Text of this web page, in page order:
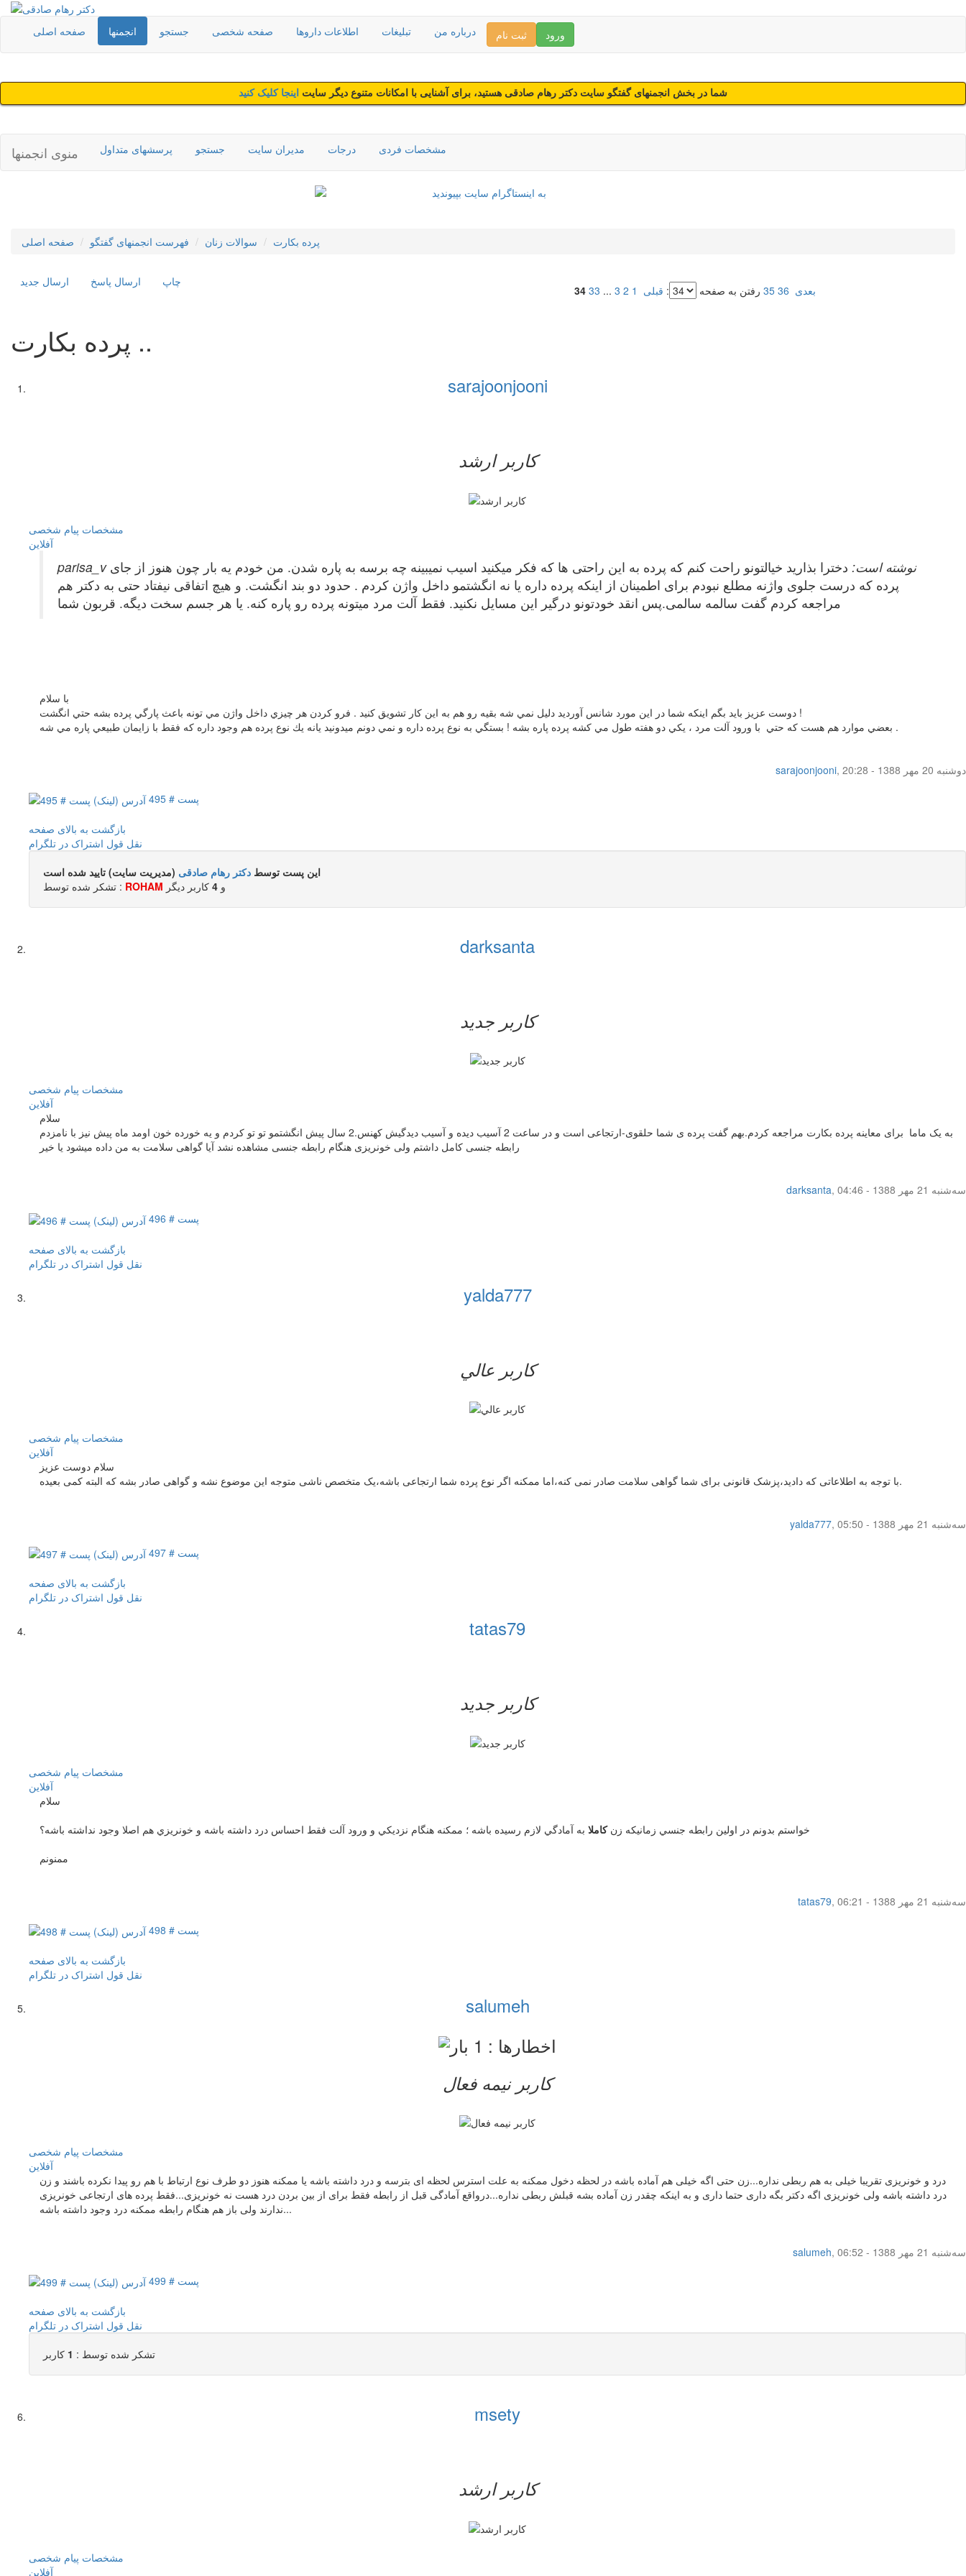
صفحه اصلی انجمنها جستجو صفحه شخصی اطلاعات داروها تبلیغات درباره من ثبت نام ورود
شما در بخش انجمنهای گفتگو سایت دکتر رهام صادقی هستید، برای آشنایی با امکانات متنوع دیگر سایت اینجا کلیک کنید
منوی انجمنها پرسشهای متداول جستجو مدیران سایت درجات مشخصات فردی
صفحه اصلی فهرست انجمنهای گفتگو سوالات زنان پرده بکارت
ارسال جديد ارسال پاسخ چاپ
رفتن به صفحه : قبلی 1
2
3
...
33
34 35 36 بعدی
پرده بکارت ..
sarajoonjooni
کاربر ارشد
مشخصات پیام شخصی
آفلاين
parisa_v نوشته است: دخترا بذارید خیالتونو راحت کنم که پرده به این راحتی ها که فکر میکنید اسیب نمیبینه چه برسه به پاره شدن. من خودم یه بار چون هنوز از جای
پرده که درست جلوی واژنه مطلع نبودم برای اطمینان از اینکه پرده داره یا نه انگشتمو داخل واژن کردم . حدود دو بند انگشت. و هیچ اتفاقی نیفتاد حتی به دکتر هم
مراجعه کردم گفت سالمه سالمی.پس انقد خودتونو درگیر این مسایل نکنید. فقط آلت مرد میتونه پرده رو پاره کنه. یا هر جسم سخت دیگه. قربون شما
با سلام
دوست عزيز بايد بگم اينكه شما در اين مورد شانس آورديد دليل نمي شه بقيه رو هم به اين كار تشويق كنيد . فرو كردن هر چيزي داخل واژن مي تونه باعث پارگي پرده بشه حتي انگشت !
بعضي موارد هم هست كه حتي با ورود آلت مرد ، يكي دو هفته طول مي كشه پرده پاره بشه ! بستگي به نوع پرده داره و نمي دونم ميدونيد يانه يك نوع پرده هم وجود داره كه فقط با زايمان طبيعي پاره مي شه .
sarajoonjooni,
دوشنبه 20 مهر 1388 - 20:28
پست # 495
بازگشت به بالای صفحه
نقل قول اشتراک در تلگرام
این پست توسط دکتر رهام صادقی (مدیریت سایت) تایید شده است
تشکر شده توسط : ROHAM و 4 کاربر ديگر
darksanta
کاربر جدید
مشخصات پیام شخصی
آفلاين
سلام
به یک ماما برای معاینه پرده بکارت مراجعه کردم.بهم گفت پرده ی شما حلقوی-ارتجاعی است و در ساعت 2 آسیب دیده و آسیب دیدگیش کهنس.2 سال پیش انگشتمو تو تو کردم و یه خورده خون اومد ماه پیش نیز با نامزدم
رابطه جنسی کامل داشتم ولی خونریزی هنگام رابطه جنسی مشاهده نشد آیا گواهی سلامت به من داده میشود یا خیر
darksanta,
سه‌شنبه 21 مهر 1388 - 04:46
پست # 496
بازگشت به بالای صفحه
نقل قول اشتراک در تلگرام
yalda777
کاربر عالي
مشخصات پیام شخصی
آفلاين
سلام دوست عزیز
با توجه به اطلاعاتی که دادید،پزشک قانونی برای شما گواهی سلامت صادر نمی کنه،اما ممکنه اگر نوع پرده شما ارتجاعی باشه،یک متخصص ناشی متوجه این موضوع نشه و گواهی صادر بشه که البته کمی بعیده.
yalda777,
سه‌شنبه 21 مهر 1388 - 05:50
پست # 497
بازگشت به بالای صفحه
نقل قول اشتراک در تلگرام
tatas79
کاربر جدید
مشخصات پیام شخصی
آفلاين
سلام
خواستم بدونم در اولين رابطه جنسي زمانيكه زنكاملا به آمادگي لازم رسيده باشه ؛ ممكنه هنگام نزديكي و ورود آلت فقط احساس درد داشته باشه و خونريزي هم اصلا وجود نداشته باشه؟
ممنونم
tatas79,
سه‌شنبه 21 مهر 1388 - 06:21
پست # 498
بازگشت به بالای صفحه
نقل قول اشتراک در تلگرام
salumeh
کاربر نيمه فعال
مشخصات پیام شخصی
آفلاين
درد و خونریزی تقریبا خیلی به هم ربطی نداره...زن حتی اگه خیلی هم آماده باشه در لحظه دخول ممکنه به علت استرس لحظه ای بترسه و درد داشته باشه یا ممکنه هنوز دو طرف نوع ارتباط با هم رو پیدا نکرده باشند و زن
درد داشته باشه ولی خونریزی اگه دکتر بگه داری حتما داری و به اینکه چقدر زن آماده بشه قبلش ربطی نداره...درواقع آمادگی قبل از رابطه فقط برای از بین بردن درد هست نه خونریزی...فقط پرده های ارتجاعی خونریزی
ندارند ولی باز هم هنگام رابطه ممکنه درد وجود داشته باشه...
salumeh,
سه‌شنبه 21 مهر 1388 - 06:52
پست # 499
بازگشت به بالای صفحه
نقل قول اشتراک در تلگرام
تشکر شده توسط : 1 کاربر
msety
کاربر ارشد
مشخصات پیام شخصی
آفلاين